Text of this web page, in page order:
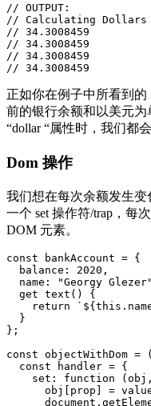
// OUTPUT:
// Calculating Dollars
// 34.3008459
// 34.3008459
// 34.3008459
// 34.3008459
正如你在例子中所看到
前的银行余额和以美元
“dollar “属性时，我们都
Dom 操作
我们想在每次余额发生
一个 set 操作符/trap，每
DOM 元素。
const bankAccount = {
  balance: 2020,
name: "Georgy
  get text() {
return
  }
};
const objectWithDom
  const handler = {
set: function
obj[prop] =